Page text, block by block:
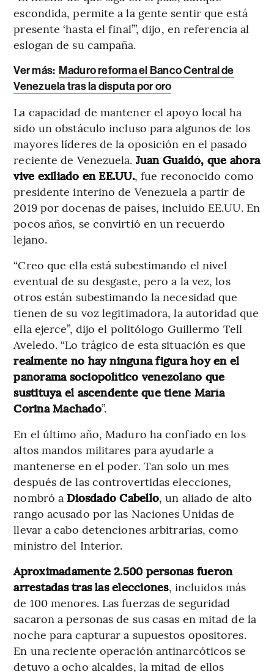
escondida, permite a la gente sentir que está
presente ‘hasta el final’”, dijo, en referencia al
eslogan de su campaña.
Ver más: Maduro reforma el Banco Central de
Venezuela tras la disputa por oro
La capacidad de mantener el apoyo local ha
sido un obstáculo incluso para algunos de los
mayores líderes de la oposición en el pasado
reciente de Venezuela. Juan Guaidó, que ahora
vive exiliado en EE.UU., fue reconocido como
presidente interino de Venezuela a partir de
2019 por docenas de países, incluido EE.UU. En
pocos años, se convirtió en un recuerdo
lejano.
“Creo que ella está subestimando el nivel
eventual de su desgaste, pero a la vez, los
otros están subestimando la necesidad que
tienen de su voz legitimadora, la autoridad que
ella ejerce”, dijo el politólogo Guillermo Tell
Aveledo. “Lo trágico de esta situación es que
realmente no hay ninguna figura hoy en el
panorama sociopolítico venezolano que
sustituya el ascendente que tiene María
Corina Machado”.
En el último año, Maduro ha confiado en los
altos mandos militares para ayudarle a
mantenerse en el poder. Tan solo un mes
después de las controvertidas elecciones,
nombró a Diosdado Cabello, un aliado de alto
rango acusado por las Naciones Unidas de
llevar a cabo detenciones arbitrarias, como
ministro del Interior.
Aproximadamente 2.500 personas fueron
arrestadas tras las elecciones, incluidos más
de 100 menores. Las fuerzas de seguridad
sacaron a personas de sus casas en mitad de la
noche para capturar a supuestos opositores.
En una reciente operación antinarcóticos se
detuvo a ocho alcaldes, la mitad de ellos